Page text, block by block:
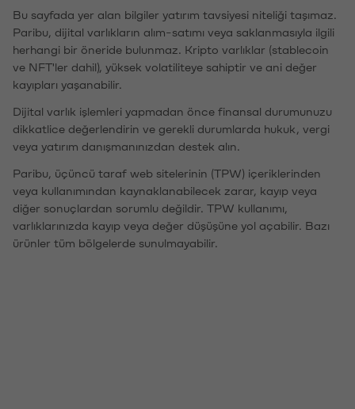
Bu sayfada yer alan bilgiler yatırım tavsiyesi niteliği taşımaz.
Paribu, dijital varlıkların alım-satımı veya saklanmasıyla ilgili
herhangi bir öneride bulunmaz. Kripto varlıklar (stablecoin
ve NFT'ler dahil), yüksek volatiliteye sahiptir ve ani değer
kayıpları yaşanabilir.
Dijital varlık işlemleri yapmadan önce finansal durumunuzu
dikkatlice değerlendirin ve gerekli durumlarda hukuk, vergi
veya yatırım danışmanınızdan destek alın.
Paribu, üçüncü taraf web sitelerinin (TPW) içeriklerinden
veya kullanımından kaynaklanabilecek zarar, kayıp veya
diğer sonuçlardan sorumlu değildir. TPW kullanımı,
varlıklarınızda kayıp veya değer düşüşüne yol açabilir. Bazı
ürünler tüm bölgelerde sunulmayabilir.